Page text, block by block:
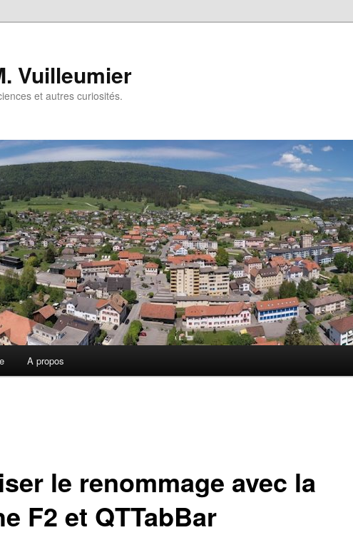
Vuilleumier
et autres curiosités.
A propos
le renommage avec la
F2 et QTTabBar